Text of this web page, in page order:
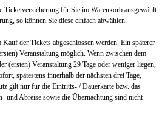
Ticketversicherung für Sie im Warenkorb ausgewählt.
so können Sie diese einfach abwählen.
der Tickets abgeschlossen werden. Ein späterer
Veranstaltung möglich. Wenn zwischen dem
(ersten) Veranstaltung 29 Tage oder weniger liegen,
spätestens innerhalb der nächsten drei Tage,
gilt nur für die Eintritts- / Dauerkarte bzw. das
und Abreise sowie die Übernachtung sind nicht